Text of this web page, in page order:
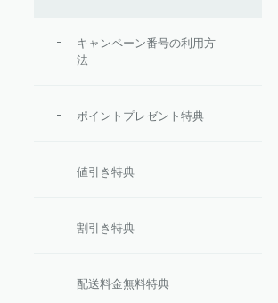
キャンペーン番号の利用方
法
ポイントプレゼント特典
値引き特典
割引き特典
配送料金無料特典